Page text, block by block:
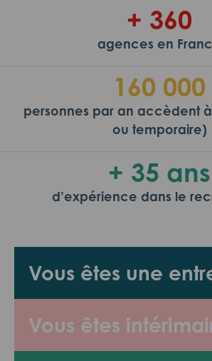
Vous êtes une
Vous êtes
+ 360
agences en
160 000
personnes par an accèdent
ou temporaire)
+ 35 ans
d’expérience dans le